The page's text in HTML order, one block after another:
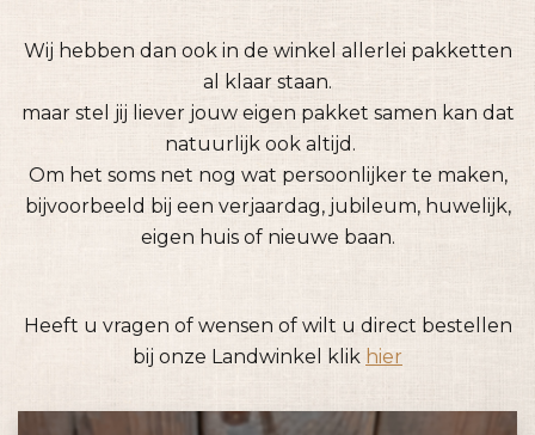
Wij hebben dan ook in de winkel allerlei pakketten
al klaar staan.
maar stel jij liever jouw eigen pakket samen kan dat
natuurlijk ook altijd.
Om het soms net nog wat persoonlijker te maken,
bijvoorbeeld bij een verjaardag, jubileum, huwelijk,
eigen huis of nieuwe baan.
Heeft u vragen of wensen of wilt u direct bestellen
bij onze Landwinkel klik hier